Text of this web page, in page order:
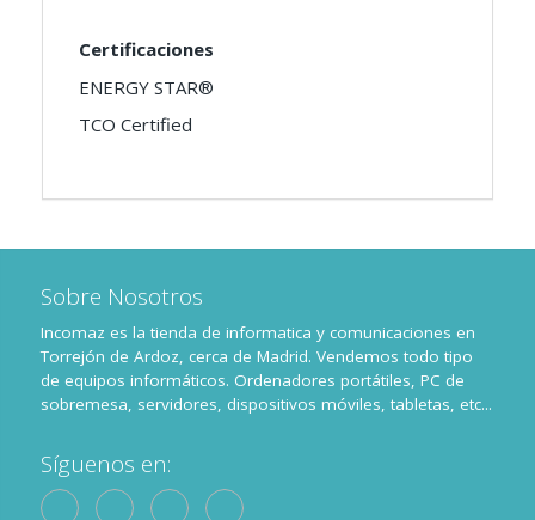
Certificaciones
ENERGY STAR®
TCO Certified
Sobre Nosotros
Incomaz es la tienda de informatica y comunicaciones en
Torrejón de Ardoz, cerca de Madrid. Vendemos todo tipo
de equipos informáticos. Ordenadores portátiles, PC de
sobremesa, servidores, dispositivos móviles, tabletas, etc...
Síguenos en: